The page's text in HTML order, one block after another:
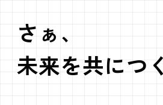
さぁ、
未来を共につ